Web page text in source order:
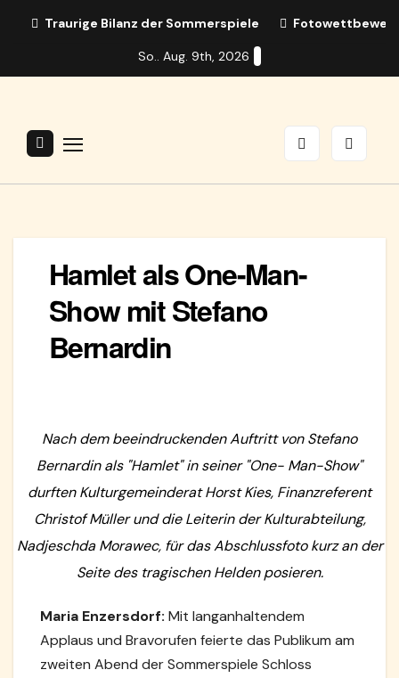
Traurige Bilanz der Sommerspiele
So.. Aug. 9th, 2026
Hamlet als One-Man-
Show mit Stefano
Bernardin
Nach dem beeindruckenden Auftritt von Stefano
Bernardin als "Hamlet" in seiner "One- Man-Show"
durften Kulturgemeinderat Horst Kies, Finanzreferent
Christof Müller und die Leiterin der Kulturabteilung,
Nadjeschda Morawec, für das Abschlussfoto kurz an der
Seite des tragischen Helden posieren.
Maria Enzersdorf: Mit langanhaltendem
Applaus und Bravorufen feierte das Publikum am
zweiten Abend der Sommerspiele Schloss